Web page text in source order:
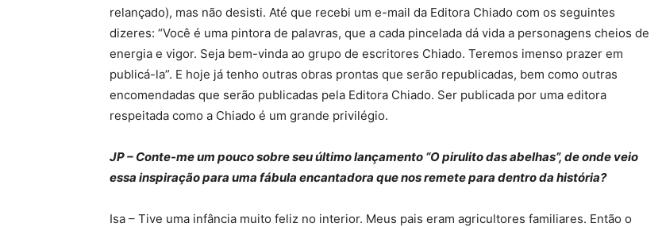
relançado), mas não desisti. Até que recebi um e-mail da Editora Chiado com os seguintes
dizeres: “Você é uma pintora de palavras, que a cada pincelada dá vida a personagens cheios de
energia e vigor. Seja bem-vinda ao grupo de escritores Chiado. Teremos imenso prazer em
publicá-la”. E hoje já tenho outras obras prontas que serão republicadas, bem como outras
encomendadas que serão publicadas pela Editora Chiado. Ser publicada por uma editora
respeitada como a Chiado é um grande privilégio.
JP – Conte-me um pouco sobre seu último lançamento “O pirulito das abelhas”, de onde veio
essa inspiração para uma fábula encantadora que nos remete para dentro da história?
Isa – Tive uma infância muito feliz no interior. Meus pais eram agricultores familiares. Então o